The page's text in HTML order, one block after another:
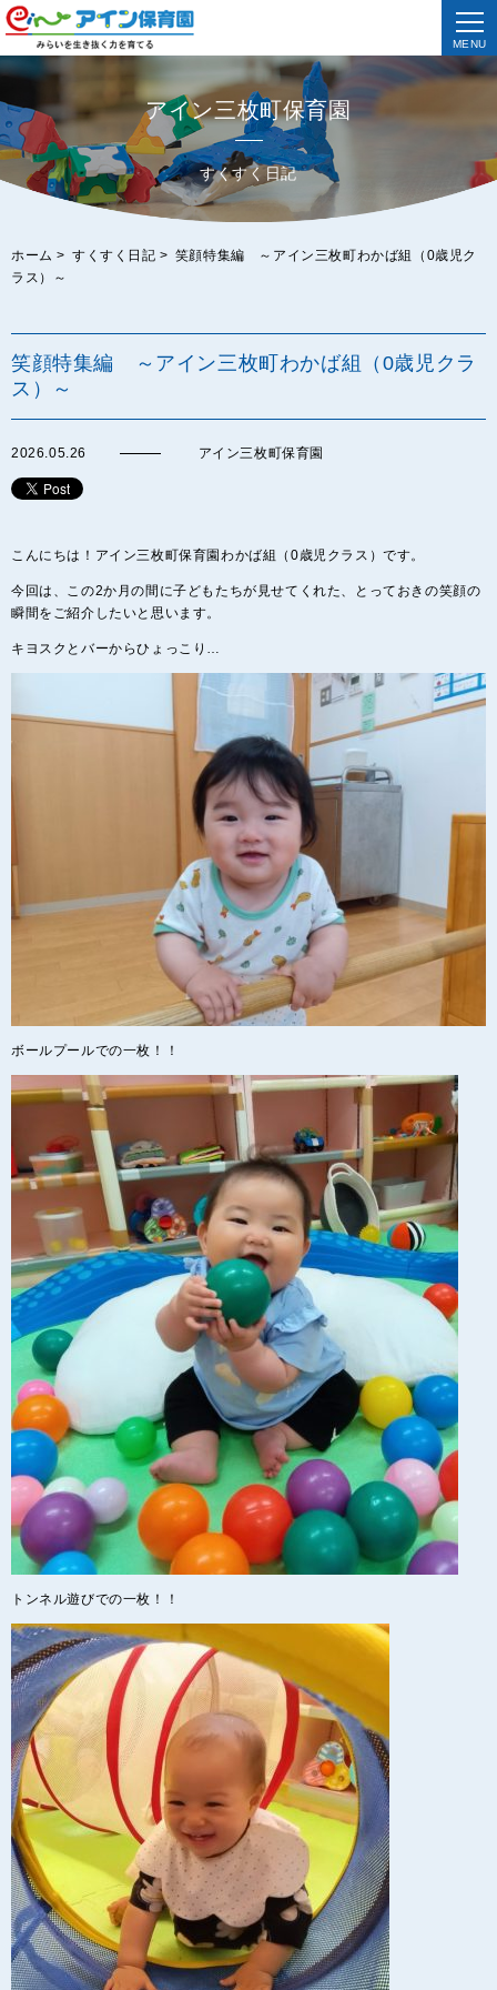
MENU
アイン三枚町保育園
すくすく日記
ホーム > すくすく日記 > 笑顔特集編 ～アイン三枚町わかば組（0歳児ク
ラス）～
笑顔特集編 ～アイン三枚町わかば組（0歳児クラ
ス）～
2026.05.26 アイン三枚町保育園
こんにちは！アイン三枚町保育園わかば組（0歳児クラス）です。
今回は、この2か月の間に子どもたちが見せてくれた、とっておきの笑顔の
瞬間をご紹介したいと思います。
キヨスクとバーからひょっこり…
ボールプールでの一枚！！
トンネル遊びでの一枚！！